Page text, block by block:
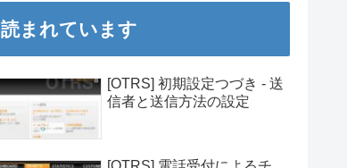
読まれています
[OTRS] 初期設定つづき - 送
信者と送信方法の設定